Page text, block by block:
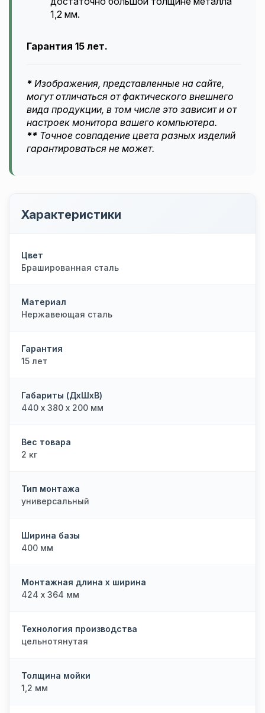
1,2 мм.
Гарантия 15 лет.
* Изображения, представленные на сайте,
могут отличаться от фактического внешнего
вида продукции, в том числе это зависит и от
настроек монитора вашего компьютера.
** Точное совпадение цвета разных изделий
гарантироваться не может.
Характеристики
Цвет
Брашированная сталь
Материал
Нержавеющая сталь
Гарантия
15 лет
Габариты (ДхШхВ)
440 х 380 х 200 мм
Вес товара
2 кг
Тип монтажа
универсальный
Ширина базы
400 мм
Монтажная длина х ширина
424 х 364 мм
Технология производства
цельнотянутая
Толщина мойки
1,2 мм